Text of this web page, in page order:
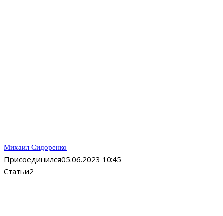
Михаил Сидоренко
Присоединился05.06.2023 10:45
Статьи2